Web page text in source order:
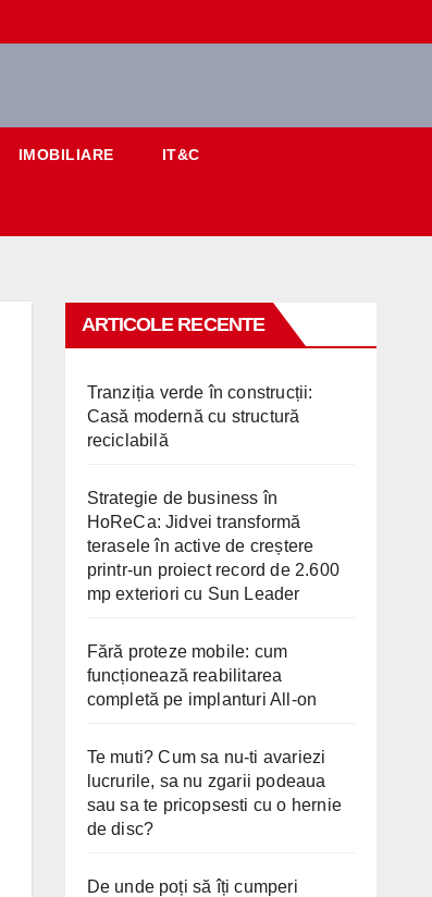
IMOBILIARE IT&C
ARTICOLE RECENTE
Tranziția verde în construcții:
Casă modernă cu structură
reciclabilă
Strategie de business în
HoReCa: Jidvei transformă
terasele în active de creștere
printr-un proiect record de 2.600
mp exteriori cu Sun Leader
Fără proteze mobile: cum
funcționează reabilitarea
completă pe implanturi All-on
Te muti? Cum sa nu-ti avariezi
lucrurile, sa nu zgarii podeaua
sau sa te pricopsesti cu o hernie
de disc?
De unde poți să îți cumperi